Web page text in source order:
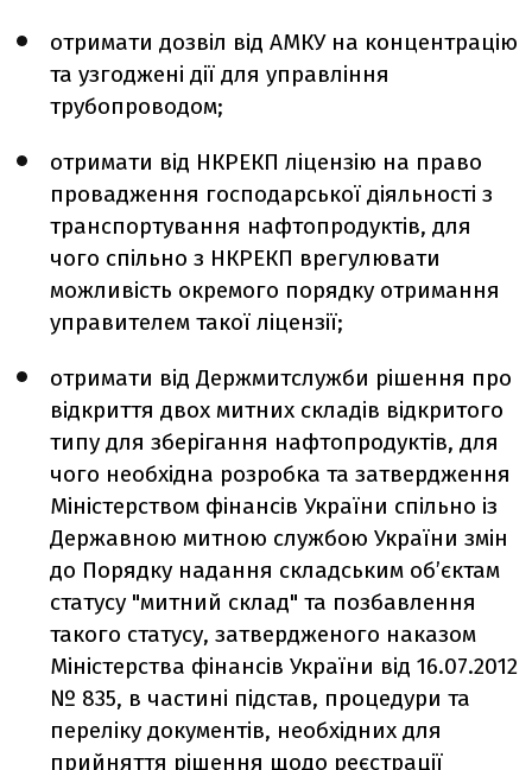
отримати дозвіл від АМКУ на концентрацію
та узгоджені дії для управління
трубопроводом;
отримати від НКРЕКП ліцензію на право
провадження господарської діяльності з
транспортування нафтопродуктів, для
чого спільно з НКРЕКП врегулювати
можливість окремого порядку отримання
управителем такої ліцензії;
отримати від Держмитслужби рішення про
відкриття двох митних складів відкритого
типу для зберігання нафтопродуктів, для
чого необхідна розробка та затвердження
Міністерством фінансів України спільно із
Державною митною службою України змін
до Порядку надання складським об’єктам
статусу "митний склад" та позбавлення
такого статусу, затвердженого наказом
Міністерства фінансів України від 16.07.2012
№ 835, в частині підстав, процедури та
переліку документів, необхідних для
прийняття рішення щодо реєстрації